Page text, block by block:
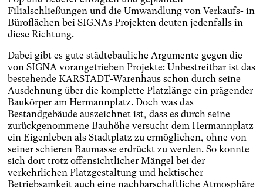
Filialschließungen und die Umwandlung von Verkaufs- in
Büroflächen bei SIGNAs Projekten deuten jedenfalls in
diese Richtung.
Dabei gibt es gute städtebauliche Argumente gegen die
von SIGNA vorangetrieben Projekte: Unbestreitbar ist das
bestehende KARSTADT-Warenhaus schon durch seine
Ausdehnung über die komplette Platzlänge ein prägender
Baukörper am Hermannplatz. Doch was das
Bestandgebäude auszeichnet ist, dass es durch seine
zurückgenommene Bauhöhe versucht dem Hermannplatz
ein Eigenleben als Stadtplatz zu ermöglichen, ohne von
seiner schieren Baumasse erdrückt zu werden. So konnte
sich dort trotz offensichtlicher Mängel bei der
verkehrlichen Platzgestaltung und hektischer
Betriebsamkeit auch eine nachbarschaftliche Atmosphäre